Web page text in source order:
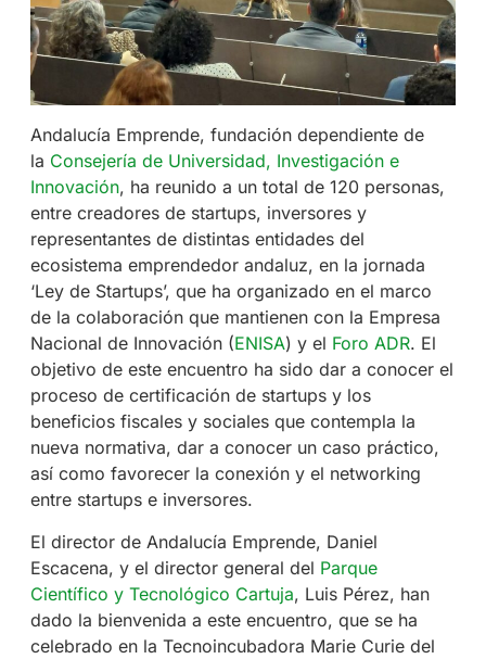
Andalucía Emprende, fundación dependiente de
la Consejería de Universidad, Investigación e
Innovación, ha reunido a un total de 120 personas,
entre creadores de startups, inversores y
representantes de distintas entidades del
ecosistema emprendedor andaluz, en la jornada
‘Ley de Startups’, que ha organizado en el marco
de la colaboración que mantienen con la Empresa
Nacional de Innovación (ENISA) y el Foro ADR. El
objetivo de este encuentro ha sido dar a conocer el
proceso de certificación de startups y los
beneficios fiscales y sociales que contempla la
nueva normativa, dar a conocer un caso práctico,
así como favorecer la conexión y el networking
entre startups e inversores.
El director de Andalucía Emprende, Daniel
Escacena, y el director general del Parque
Científico y Tecnológico Cartuja, Luis Pérez, han
dado la bienvenida a este encuentro, que se ha
celebrado en la Tecnoincubadora Marie Curie del